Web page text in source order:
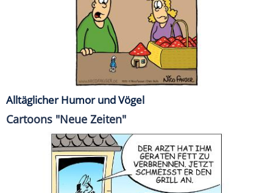
Alltäglicher Humor und Vögel
Cartoons "Neue Zeiten"